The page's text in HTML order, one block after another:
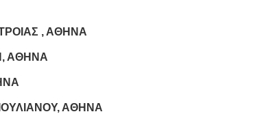
, ΑΘΗΝΑ
ΑΘΗΝΑ
ΑΘΗΝΑ